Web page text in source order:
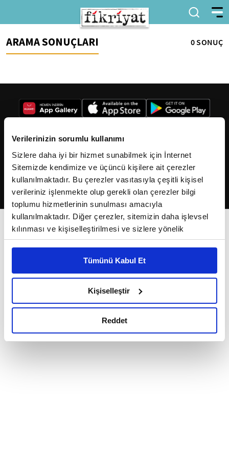
Verilerinizin sorumlu kullanımı
Sizlere daha iyi bir hizmet sunabilmek için İnternet
Sitemizde kendimize ve üçüncü kişilere ait çerezler
kullanılmaktadır. Bu çerezler vasıtasıyla çeşitli kişisel
verileriniz işlenmekte olup gerekli olan çerezler bilgi
toplumu hizmetlerinin sunulması amacıyla
kullanılmaktadır. Diğer çerezler, sitemizin daha işlevsel
kılınması ve kişiselleştirilmesi ve sizlere yönelik
reklam/pazarlama faaliyetlerinin yapılması, amaçlarıyla
Çerezlere ilişkin tercihlerinizi çerez paneli vasıtasıyla
belirleyebilirsiniz. Çerezlere ilişkin detaylı bilgi için
Ayarlar butonuna tıklayabilir,Çerez Bilgilendirme
Metnimizi ziyaret edebilirsiniz.
okumak ve sitemizi ziyaretiniz kapsamında
Tümünü Kabul Et
Kişiselleştir
Reddet
ARAMA SONUÇLARI 0 SONUÇ
2026Fikriyat. Tüm hakları saklıdır.